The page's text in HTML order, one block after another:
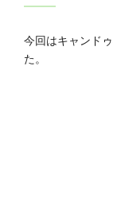
今回はキャンド
た。